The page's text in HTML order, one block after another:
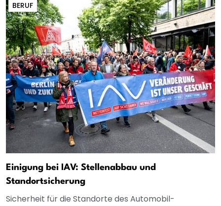
BERUF
Einigung bei IAV: Stellenabbau und
Standortsicherung
Sicherheit für die Standorte des Automobil-